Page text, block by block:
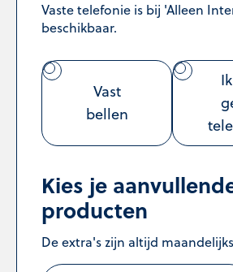
Vaste telefonie is bij 'Alleen
beschikbaar.
Vast
bellen
Kies je
producten
De extra's zijn altijd